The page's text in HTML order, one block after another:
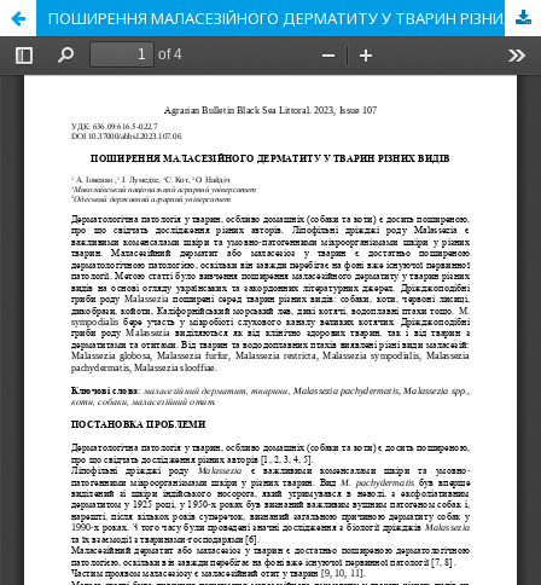
ПОШИРЕННЯ МАЛАСЕЗІЙНОГО ДЕРМАТИТУ У ТВАРИН РІЗНИХ ВИДІВ